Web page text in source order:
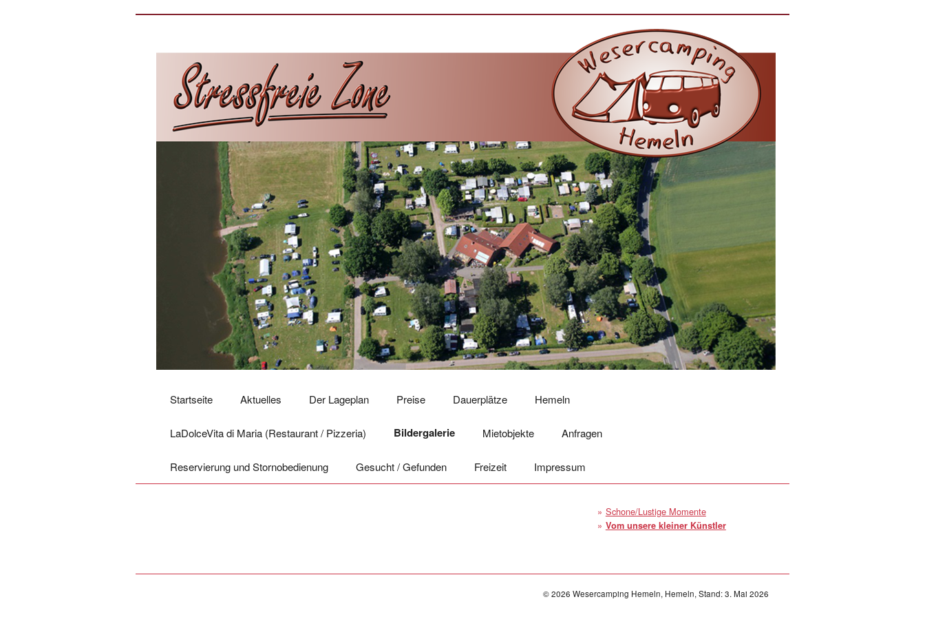
Startseite Aktuelles Der Lageplan Preise Dauerplätze Hemeln
LaDolceVita di Maria (Restaurant / Pizzeria) Bildergalerie Mietobjekte Anfragen
Reservierung und Stornobedienung Gesucht / Gefunden Freizeit Impressum
Schone/Lustige Momente
Vom unsere kleiner Künstler
© 2026 Wesercamping Hemeln, Hemeln, Stand: 3. Mai 2026